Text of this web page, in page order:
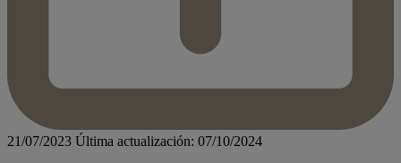
21/07/2023 Última actualización: 07/10/2024